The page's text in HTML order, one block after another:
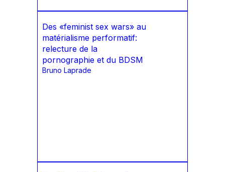
Des «feminist sex wars» au
matérialisme performatif:
relecture de la
pornographie et du BDSM
Bruno Laprade